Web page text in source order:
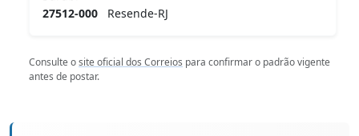
27512-000 Resende-RJ
Consulte osite oficial dos Correios para confirmar o padrão vigente
antes de postar.